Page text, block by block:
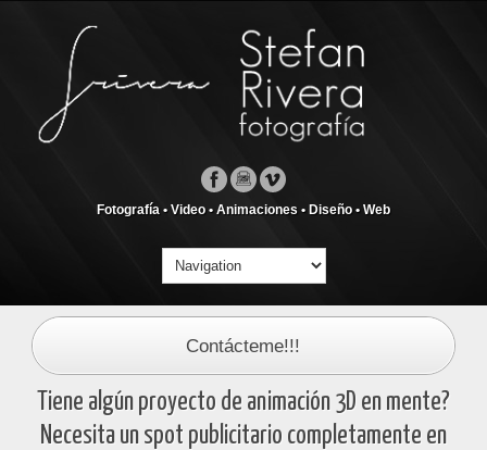
Fotografía • Video • Animaciones • Diseño • Web
Contácteme!!!
Tiene algún proyecto de animación 3D en mente?
Necesita un spot publicitario completamente en